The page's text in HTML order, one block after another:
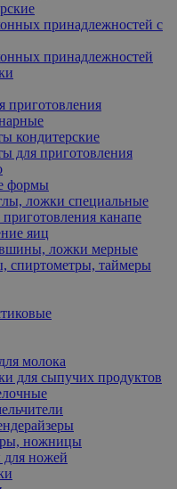
принадлежностей с
принадлежностей
приготовления
кондитерские
для приготовления
формы
ложки специальные
канапе
яиц
ложки мерные
спиртометры, таймеры
молока
для сыпучих продуктов
ножницы
для ножей